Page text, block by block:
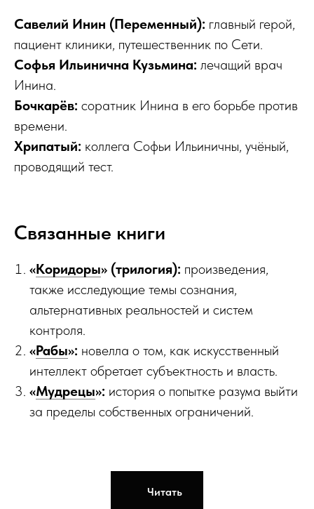
Савелий Инин (Переменный): главный герой,
пациент клиники, путешественник по Сети.
Софья Ильинична Кузьмина: лечащий врач
Инина.
Бочкарёв: соратник Инина в его борьбе против
времени.
Хрипатый: коллега Софьи Ильиничны, учёный,
проводящий тест.
Связанные книги
«Коридоры» (трилогия): произведения,
также исследующие темы сознания,
альтернативных реальностей и систем
контроля.
«Рабы»: новелла о том, как искусственный
интеллект обретает субъектность и власть.
«Мудрецы»: история о попытке разума выйти
за пределы собственных ограничений.
Читать